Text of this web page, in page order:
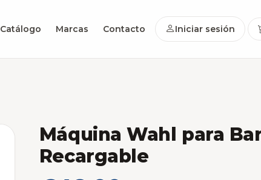
Catálogo Marcas Contacto Iniciar sesión
Máquina Wahl para
Recargable